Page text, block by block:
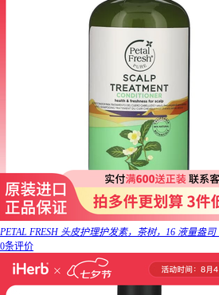
PETAL FRESH 头皮护理护发素，茶树，16 液量盎
0条评价